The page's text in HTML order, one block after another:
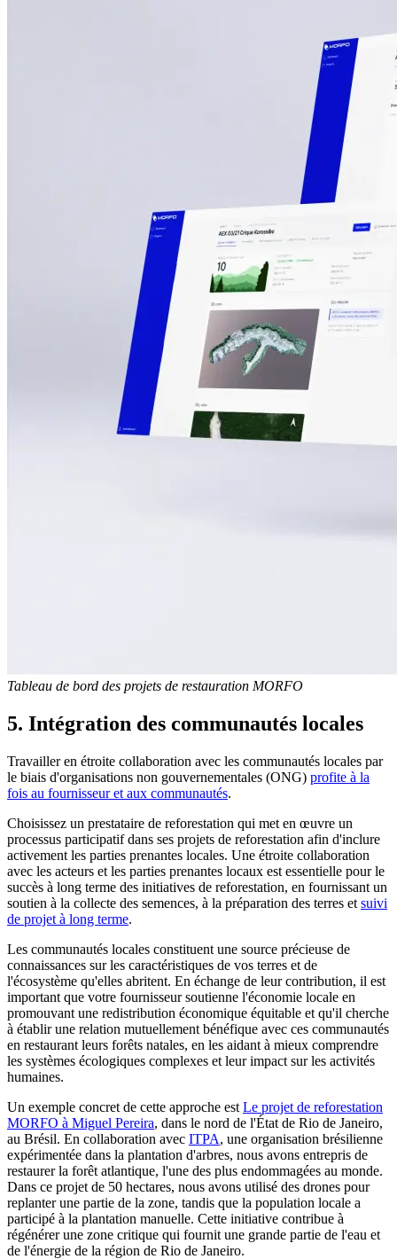
Tableau de bord des projets de restauration MORFO
5. Intégration des communautés locales
Travailler en étroite collaboration avec les communautés locales par
le biais d'organisations non gouvernementales (ONG) profite à la
fois au fournisseur et aux communautés.
Choisissez un prestataire de reforestation qui met en œuvre un
processus participatif dans ses projets de reforestation afin d'inclure
activement les parties prenantes locales. Une étroite collaboration
avec les acteurs et les parties prenantes locaux est essentielle pour le
succès à long terme des initiatives de reforestation, en fournissant un
soutien à la collecte des semences, à la préparation des terres et suivi
de projet à long terme.
Les communautés locales constituent une source précieuse de
connaissances sur les caractéristiques de vos terres et de
l'écosystème qu'elles abritent. En échange de leur contribution, il est
important que votre fournisseur soutienne l'économie locale en
promouvant une redistribution économique équitable et qu'il cherche
à établir une relation mutuellement bénéfique avec ces communautés
en restaurant leurs forêts natales, en les aidant à mieux comprendre
les systèmes écologiques complexes et leur impact sur les activités
humaines.
Un exemple concret de cette approche est Le projet de reforestation
MORFO à Miguel Pereira, dans le nord de l'État de Rio de Janeiro,
au Brésil. En collaboration avec ITPA, une organisation brésilienne
expérimentée dans la plantation d'arbres, nous avons entrepris de
restaurer la forêt atlantique, l'une des plus endommagées au monde.
Dans ce projet de 50 hectares, nous avons utilisé des drones pour
replanter une partie de la zone, tandis que la population locale a
participé à la plantation manuelle. Cette initiative contribue à
régénérer une zone critique qui fournit une grande partie de l'eau et
de l'énergie de la région de Rio de Janeiro.